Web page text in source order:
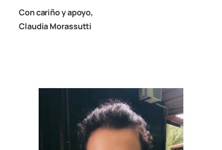
Con cariño y apoyo,
Claudia Morassutti